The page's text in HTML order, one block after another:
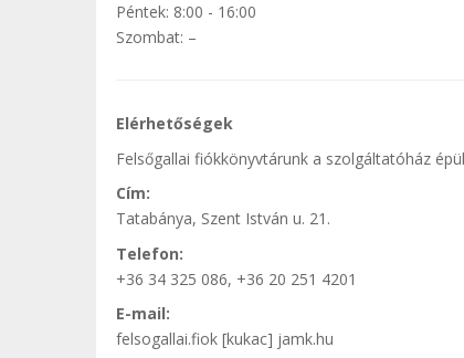
Péntek: 8:00 - 16:00
Szombat: –
Elérhetőségek
Felsőgallai fiókkönyvtárunk a szolgáltatóház
Cím:
Tatabánya, Szent István u. 21.
Telefon:
+36 34 325 086, +36 20 251 4201
E-mail:
felsogallai.fiok [kukac] jamk.hu